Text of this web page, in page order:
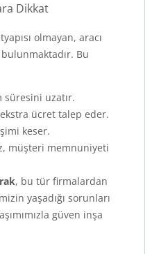
Dikkat
olmayan, aracı
Bu
süresini uzatır.
ücret talep eder.
keser.
müşteri memnuniyeti
, bu tür firmalardan
yaşadığı sorunları
güven inşa